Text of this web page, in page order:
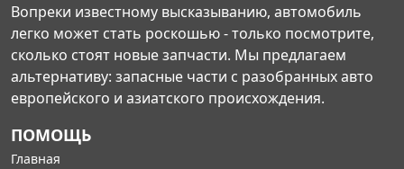
Вопреки известному высказыванию, автомобиль
легко может стать роскошью - только посмотрите,
сколько стоят новые запчасти. Мы предлагаем
альтернативу: запасные части с разобранных авто
европейского и азиатского происхождения.
ПОМОЩЬ
Главная